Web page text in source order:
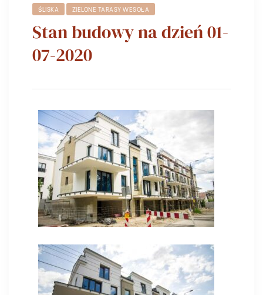
ŚLISKA ZIELONE TARASY WESOŁA
Stan budowy na dzień 01-
07-2020